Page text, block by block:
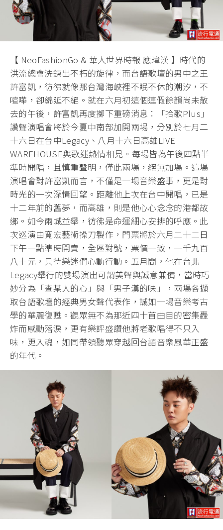
【 NeoFashionGo & 華人世界時報 應瑋漢 】時代的
洪流總會洗鍊出不朽的旋律，而台語歌壇的男中之王
許富凱，彷彿就像那台灣海峽裡不眠不休的潮汐，不
喧嘩，卻綿延不絕。就在六月初這個連假餘韻尚未散
去的午後，許富凱再度擲下重磅消息：「拾歌Plus」
讚聲演唱會將於今夏中南部加開兩場，分別於七月二
十六日在台中Legacy、八月十六日高雄LIVE
WAREHOUSE與歌迷熱情相見。每場皆為午後四點半
準時開唱，且慎重聲明，僅此兩場，絕無加場。這場
演唱會對許富凱而言，不僅是一場音樂盛事，更是對
時光的一次深情回望。距離他上次在台中開唱，已是
十二年前的舊夢，而高雄，則是他心心念念的港都故
鄉。如今兩城並舉，彷彿是命運細心安排的呼應。此
次巡演由寬宏藝術操刀製作，門票將於六月二十二日
下午一點準時開賣，全區對號，票價一致，一千九百
八十元，只待樂迷們心動行動。五月間，他在台北
Legacy舉行的雙場演出可謂美聲與誠意兼備，當時巧
妙分為「查某人的心」與「男子漢的味」，兩場各擷
取台語歌壇的經典男女聲代表作，誠如一場音樂考古
學的華麗復甦。觀眾無不為那近四十首曲目的密集轟
炸而感動落淚，更有樂評盛讚他將老歌唱得不只入
味，更入魂，如同帶領聽眾穿越回台語音樂風華正盛
的年代。